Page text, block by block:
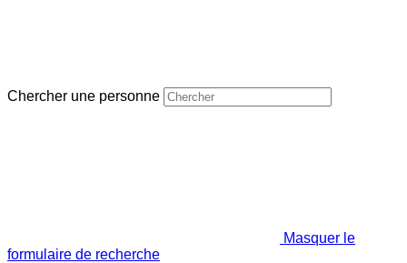
Chercher une personne
Masquer le
formulaire de recherche